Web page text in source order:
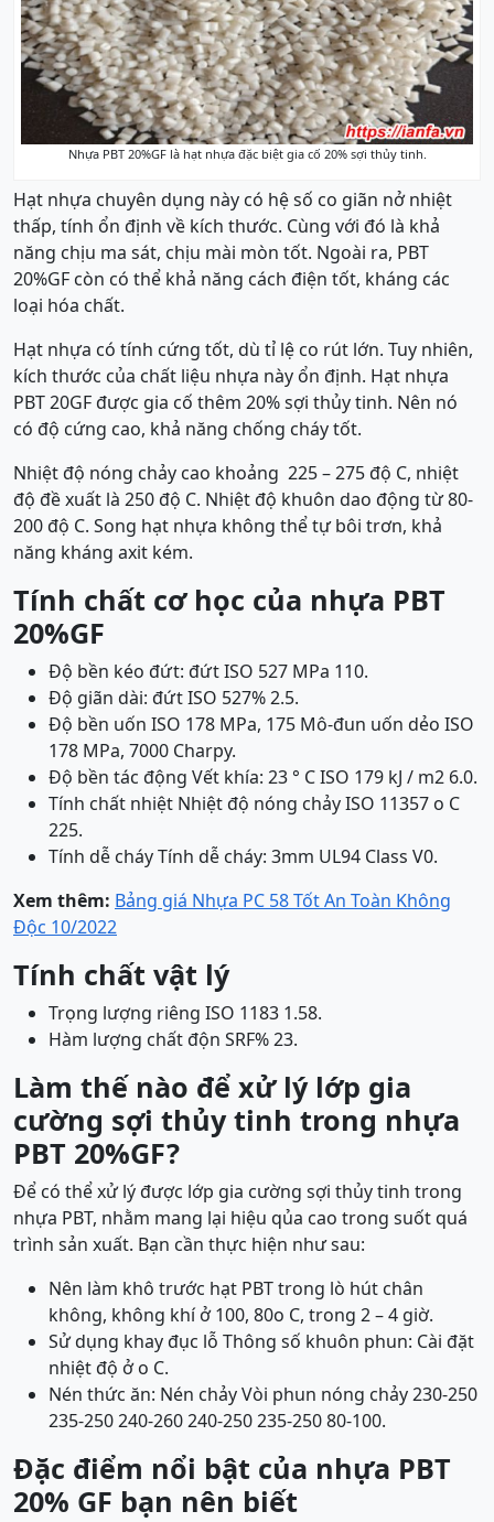
Nhựa PBT 20%GF là hạt nhựa đặc biệt gia cố 20% sợi thủy tinh.
Hạt nhựa chuyên dụng này có hệ số co giãn nở nhiệt
thấp, tính ổn định về kích thước. Cùng với đó là khả
năng chịu ma sát, chịu mài mòn tốt. Ngoài ra, PBT
20%GF còn có thể khả năng cách điện tốt, kháng các
loại hóa chất.
Hạt nhựa có tính cứng tốt, dù tỉ lệ co rút lớn. Tuy nhiên,
kích thước của chất liệu nhựa này ổn định. Hạt nhựa
PBT 20GF được gia cố thêm 20% sợi thủy tinh. Nên nó
có độ cứng cao, khả năng chống cháy tốt.
Nhiệt độ nóng chảy cao khoảng 225 – 275 độ C, nhiệt
độ đề xuất là 250 độ C. Nhiệt độ khuôn dao động từ 80-
200 độ C. Song hạt nhựa không thể tự bôi trơn, khả
năng kháng axit kém.
Tính chất cơ học của nhựa PBT
20%GF
Độ bền kéo đứt: đứt ISO 527 MPa 110.
Độ giãn dài: đứt ISO 527% 2.5.
Độ bền uốn ISO 178 MPa, 175 Mô-đun uốn dẻo ISO
178 MPa, 7000 Charpy.
Độ bền tác động Vết khía: 23 ° C ISO 179 kJ / m2 6.0.
Tính chất nhiệt Nhiệt độ nóng chảy ISO 11357 o C
225.
Tính dễ cháy Tính dễ cháy: 3mm UL94 Class V0.
Xem thêm: Bảng giá Nhựa PC 58 Tốt An Toàn Không
Độc 10/2022
Tính chất vật lý
Trọng lượng riêng ISO 1183 1.58.
Hàm lượng chất độn SRF% 23.
Làm thế nào để xử lý lớp gia
cường sợi thủy tinh trong nhựa
PBT 20%GF?
Để có thể xử lý được lớp gia cường sợi thủy tinh trong
nhựa PBT, nhằm mang lại hiệu qủa cao trong suốt quá
trình sản xuất. Bạn cần thực hiện như sau:
Nên làm khô trước hạt PBT trong lò hút chân
không, không khí ở 100, 80o C, trong 2 – 4 giờ.
Sử dụng khay đục lỗ Thông số khuôn phun: Cài đặt
nhiệt độ ở o C.
Nén thức ăn: Nén chảy Vòi phun nóng chảy 230-250
235-250 240-260 240-250 235-250 80-100.
Đặc điểm nổi bật của nhựa PBT
20% GF bạn nên biết